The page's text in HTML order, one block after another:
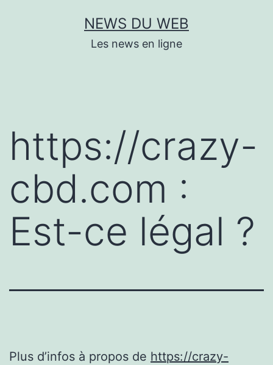
NEWS DU WEB
Les news en ligne
https://crazy-
cbd.com :
Est-ce légal ?
Plus d’infos à propos de https://crazy-